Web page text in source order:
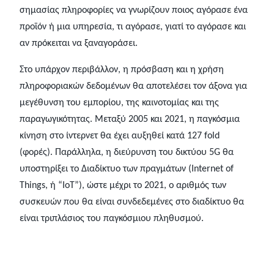
σημασίας πληροφορίες να γνωρίζουν ποιος αγόρασε ένα
προϊόν ή μια υπηρεσία, τι αγόρασε, γιατί το αγόρασε και
αν πρόκειται να ξαναγοράσει.
Στο υπάρχον περιβάλλον, η πρόσβαση και η χρήση
πληροφοριακών δεδομένων θα αποτελέσει τον άξονα για
μεγέθυνση του εμπορίου, της καινοτομίας και της
παραγωγικότητας. Μεταξύ 2005 και 2021, η παγκόσμια
κίνηση στο ίντερνετ θα έχει αυξηθεί κατά 127 fold
(φορές). Παράλληλα, η διεύρυνση του δικτύου 5G θα
υποστηρίξει το Διαδίκτυο των πραγμάτων (Internet of
Things, ή “ΙοΤ”), ώστε μέχρι το 2021, ο αριθμός των
συσκευών που θα είναι συνδεδεμένες στο διαδίκτυο θα
είναι τριπλάσιος του παγκόσμιου πληθυσμού.